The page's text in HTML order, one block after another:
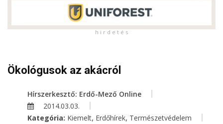
h i r d e t é s
Ökológusok az akácról
Hírszerkesztő: Erdő-Mező Online
2014.03.03.
Kategória: Kiemelt, Erdőhírek, Természetvédelem